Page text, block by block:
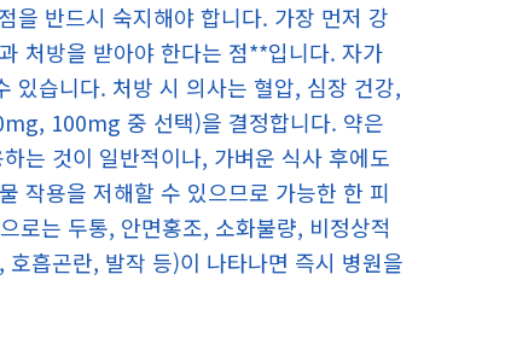
을 반드시 숙지해야 합니다. 가장 먼저 강
처방을 받아야 한다는 점**입니다. 자가
있습니다. 처방 시 의사는 혈압, 심장 건강,
100mg 중 선택)을 결정합니다. 약은
는 것이 일반적이나, 가벼운 식사 후에도
작용을 저해할 수 있으므로 가능한 한 피
로는 두통, 안면홍조, 소화불량, 비정상적
흡곤란, 발작 등)이 나타나면 즉시 병원을